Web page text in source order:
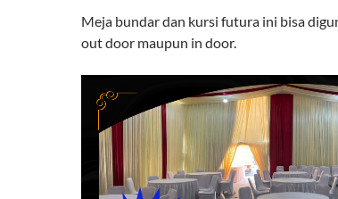
Meja bundar dan kursi futura ini bisa
out door maupun in door.